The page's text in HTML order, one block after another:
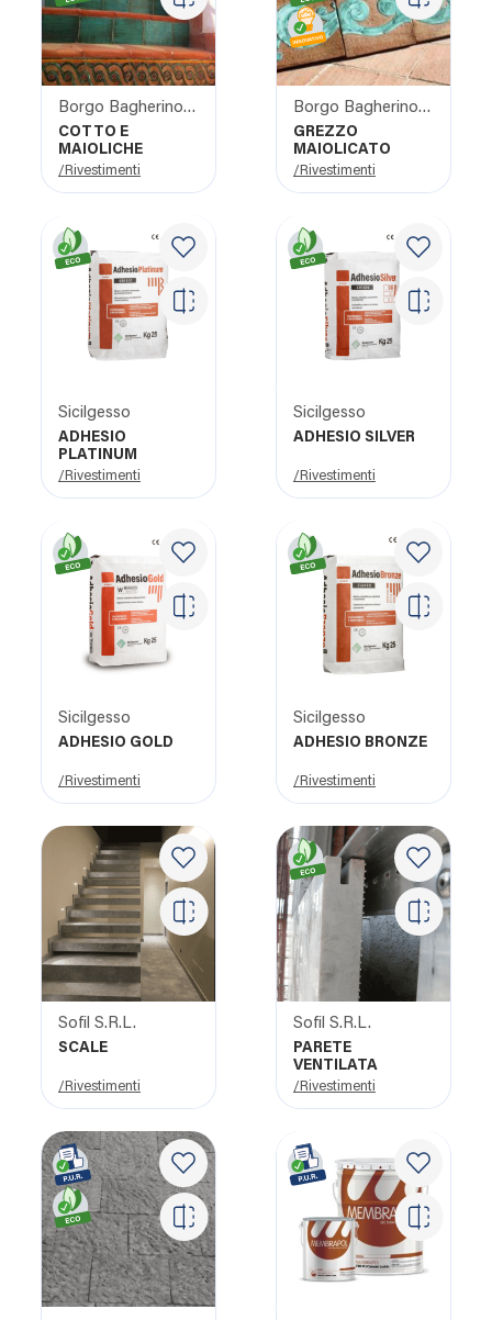
Borgo Bagherino s.a.s
COTTO E
MAIOLICHE
/Rivestimenti
Borgo Bagherino s.a.s
GREZZO
MAIOLICATO
/Rivestimenti
Sicilgesso
ADHESIO
PLATINUM
/Rivestimenti
Sicilgesso
ADHESIO SILVER
/Rivestimenti
Sicilgesso
ADHESIO GOLD
/Rivestimenti
Sicilgesso
ADHESIO BRONZE
/Rivestimenti
Sofil S.R.L.
SCALE
/Rivestimenti
Sofil S.R.L.
PARETE
VENTILATA
/Rivestimenti